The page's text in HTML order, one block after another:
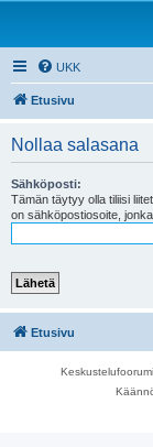
UKK
Etusivu
Nollaa salasana
Sähköposti:
Tämän täytyy olla tiliisi
on sähköpostiosoite,
Etusivu